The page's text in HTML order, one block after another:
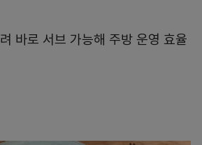
바로 서브 가능해 주방 운영 효율